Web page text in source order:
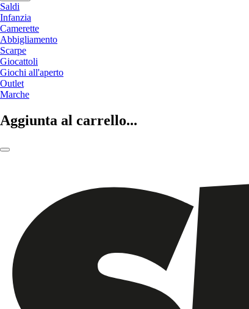
Saldi
Infanzia
Camerette
Abbigliamento
Scarpe
Giocattoli
Giochi all'aperto
Outlet
Marche
Aggiunta al carrello...